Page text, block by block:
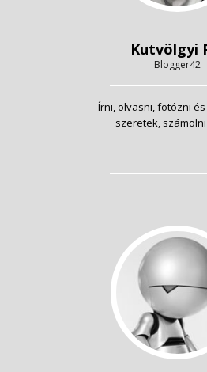
Kutvölgyi
Blogger42
Írni, olvasni, fotózni
szeretek,